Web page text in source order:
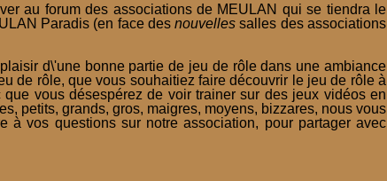
au forum des associations de MEULAN qui se tiendra le
Paradis (en face desnouvelles salles des associations
d\'une bonne partie de jeu de rôle dans une ambiance
de rôle, que vous souhaitiez faire découvrir le jeu de rôle à
vous désespérez de voir trainer sur des jeux vidéos en
petits, grands, gros, maigres, moyens, bizzares, nous vous
à vos questions sur notre association, pour partager avec